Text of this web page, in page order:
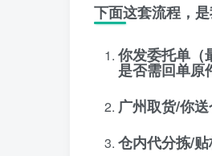
下面这套流程，
你发委托单
是否需回单原
广州取货/你
仓内代分拣/